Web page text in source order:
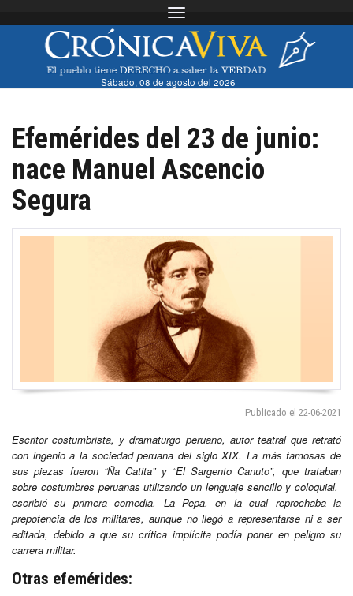
Toggle navigation
Sábado, 08 de agosto del 2026
Efemérides del 23 de junio:
nace Manuel Ascencio
Segura
Publicado el 22-06-2021
Escritor costumbrista, y dramaturgo peruano, autor teatral que retrató
con ingenio a la sociedad peruana del siglo XIX. La más famosas de
sus piezas fueron “Ña Catita” y “El Sargento Canuto”, que trataban
sobre costumbres peruanas utilizando un lenguaje sencillo y coloquial.
escribió su primera comedia, La Pepa, en la cual reprochaba la
prepotencia de los militares, aunque no llegó a representarse ni a ser
editada, debido a que su crítica implícita podía poner en peligro su
carrera militar.
Otras efemérides: